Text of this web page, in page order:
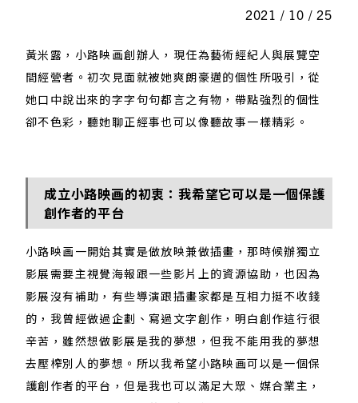
2021 / 10 / 25
黃米露，小路映画創辦人，現任為藝術經紀人與展覽空
間經營者。初次見面就被她爽朗豪邁的個性所吸引，從
她口中說出來的字字句句都言之有物，帶點強烈的個性
卻不色彩，聽她聊正經事也可以像聽故事一樣精彩。
成立小路映画的初衷：我希望它可以是一個保護
創作者的平台
小路映画一開始其實是做放映兼做插畫，那時候辦獨立
影展需要主視覺海報跟一些影片上的資源協助，也因為
影展沒有補助，有些導演跟插畫家都是互相力挺不收錢
的，我曾經做過企劃、寫過文字創作，明白創作這行很
辛苦，雖然想做影展是我的夢想，但我不能用我的夢想
去壓榨別人的夢想。所以我希望小路映画可以是一個保
護創作者的平台，但是我也可以滿足大眾、媒合業主，